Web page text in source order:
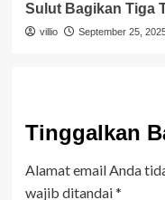
Sulut Bagikan Tiga
villio September 25,
Tinggalkan
Alamat email Anda
wajib ditandai*